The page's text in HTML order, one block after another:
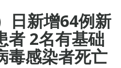
日新增64例新
者 2名有基础
毒感染者死亡